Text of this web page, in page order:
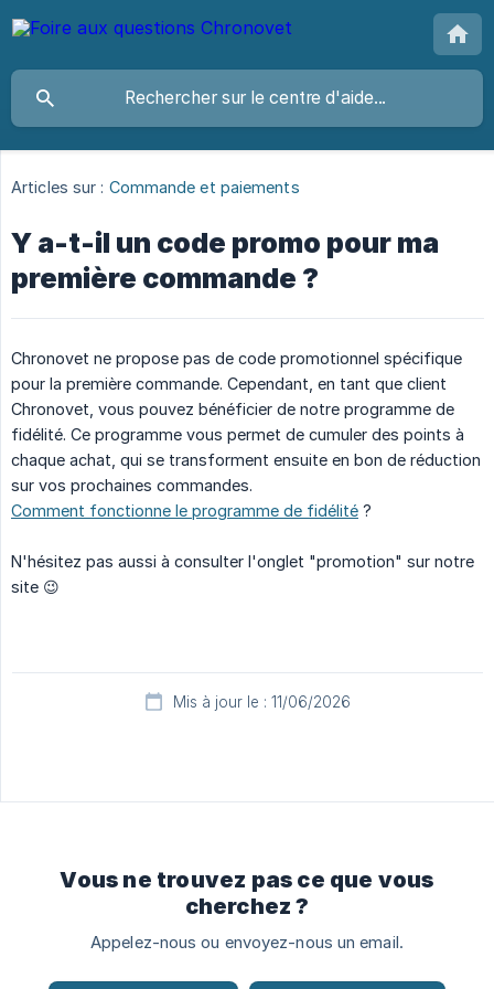
Articles sur : Commande et paiements
Y a-t-il un code promo pour ma
première commande ?
Chronovet ne propose pas de code promotionnel spécifique
pour la première commande. Cependant, en tant que client
Chronovet, vous pouvez bénéficier de notre programme de
fidélité. Ce programme vous permet de cumuler des points à
chaque achat, qui se transforment ensuite en bon de réduction
sur vos prochaines commandes.
Comment fonctionne le programme de fidélité ?
N'hésitez pas aussi à consulter l'onglet "promotion" sur notre
site 😉
Mis à jour le : 11/06/2026
Vous ne trouvez pas ce que vous
cherchez ?
Appelez-nous ou envoyez-nous un email.